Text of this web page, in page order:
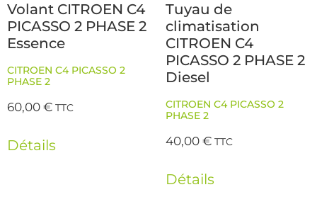
Volant CITROEN C4
PICASSO 2 PHASE 2
Essence
CITROEN C4 PICASSO 2
PHASE 2
60,00€ TTC
Détails
Tuyau de
climatisation
CITROEN C4
PICASSO 2 PHASE 2
Diesel
CITROEN C4 PICASSO 2
PHASE 2
40,00€ TTC
Détails